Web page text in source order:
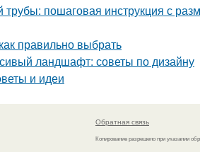
трубы: пошаговая инструкция с
правильно выбрать
ландшафт: советы по дизайну
и идеи
Обратная связь
Копирование разрешено при указании